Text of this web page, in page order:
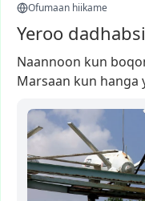
Ofumaan hiikame
Yeroo
Naannoon kun
Marsaan kun hanga